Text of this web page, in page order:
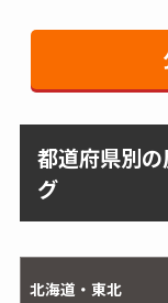
都道府県別
グ
北海道・東北